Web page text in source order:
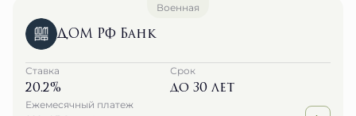
Военная
ДОМ РФ Банк
Ставка
20.2%
Срок
до 30 лет
Ежемесячный платеж